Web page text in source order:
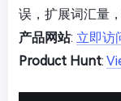
误，扩展词汇量
产品网站: 立即访
Product Hunt: